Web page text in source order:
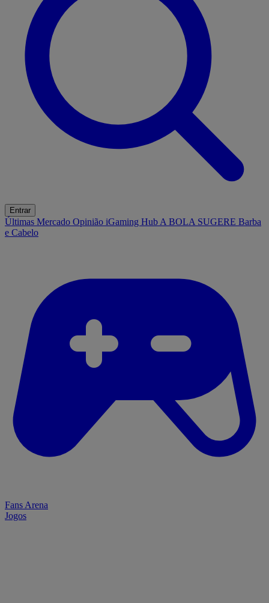
Entrar
Últimas Mercado Opinião iGaming Hub A BOLA SUGERE Barba
e Cabelo
Fans Arena
Jogos